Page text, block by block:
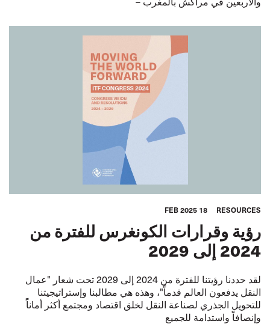
RESOURCES
18 FEB 2025
رؤية وقرارات الكونغرس للفترة من
2024 إلى 2029
لقد حددنا رؤيتنا للفترة من 2024 إلى 2029 تحت شعار "عمال
النقل يدفعون العالم قدماًً"، وهذه هي مطالبنا وإستراتيجيتنا
للتحويل الجذري لصناعة النقل لخلق اقتصاد ومجتمع أكثر أماناًً
وإنصافاًً واستدامة للجميع